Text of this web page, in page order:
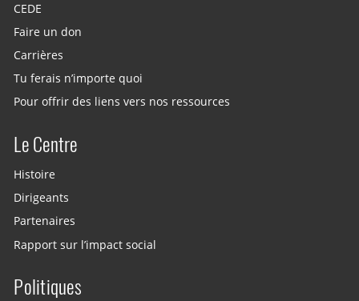
CEDE
Faire un don
Carrières
Tu ferais n’importe quoi
Pour offrir des liens vers nos ressources
Le Centre
Histoire
Dirigeants
Partenaires
Rapport sur l’impact social
Politiques